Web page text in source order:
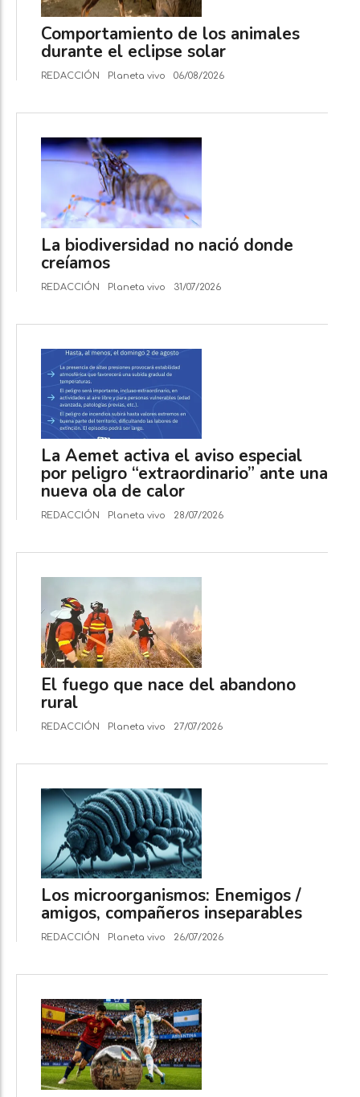
Comportamiento de los animales
durante el eclipse solar
REDACCIÓN Planeta vivo 06/08/2026
La biodiversidad no nació donde
creíamos
REDACCIÓN Planeta vivo 31/07/2026
La Aemet activa el aviso especial
por peligro “extraordinario” ante una
nueva ola de calor
REDACCIÓN Planeta vivo 28/07/2026
El fuego que nace del abandono
rural
REDACCIÓN Planeta vivo 27/07/2026
Los microorganismos: Enemigos /
amigos, compañeros inseparables
REDACCIÓN Planeta vivo 26/07/2026